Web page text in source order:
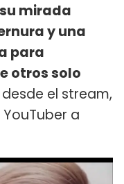
mirada
y una
para
otros solo
el stream,
a